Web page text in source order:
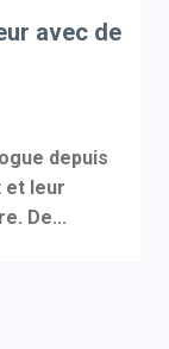
avec de
depuis
et leur
De...